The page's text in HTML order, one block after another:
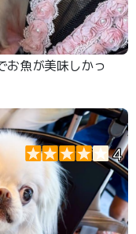
お魚が美味しかっ
4